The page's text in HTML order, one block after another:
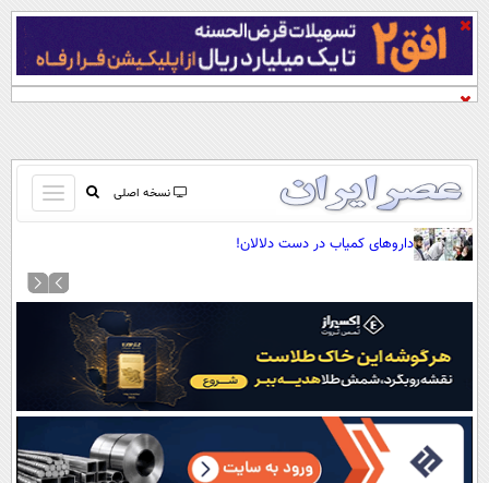
نسخه اصلی
باز
و
کردن
منو
صفحه اول
آرشیو
نظرسنجی
آب و هوا
اوقات شرعی
سواد زندگی
داروهای کمیاب در دست دلالان!